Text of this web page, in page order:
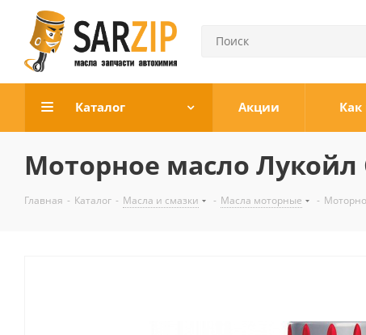
Каталог Акции Как
Моторное масло Лукойл
Главная - Каталог - Масла и смазки - Масла моторные -